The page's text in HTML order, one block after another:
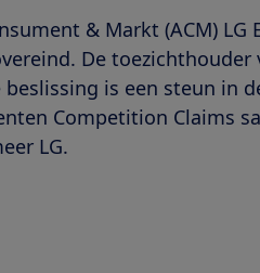
& Markt (ACM) LG
De toezichthouder
is een steun in
Competition Claims
LG.